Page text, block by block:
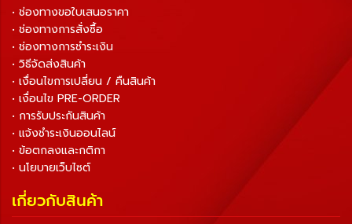
• ช่องทางขอใบเสนอราคา
• ช่องทางการสั่งซื้อ
• ช่องทางการชำระเงิน
• วิธีจัดส่งสินค้า
• เงื่อนไขการเปลี่ยน / คืนสินค้า
• เงื่อนไข PRE-ORDER
• การรับประกันสินค้า
• แจ้งชำระเงินออนไลน์
• ข้อตกลงและกติกา
• นโยบายเว็บไซต์
เกี่ยวกับสินค้า